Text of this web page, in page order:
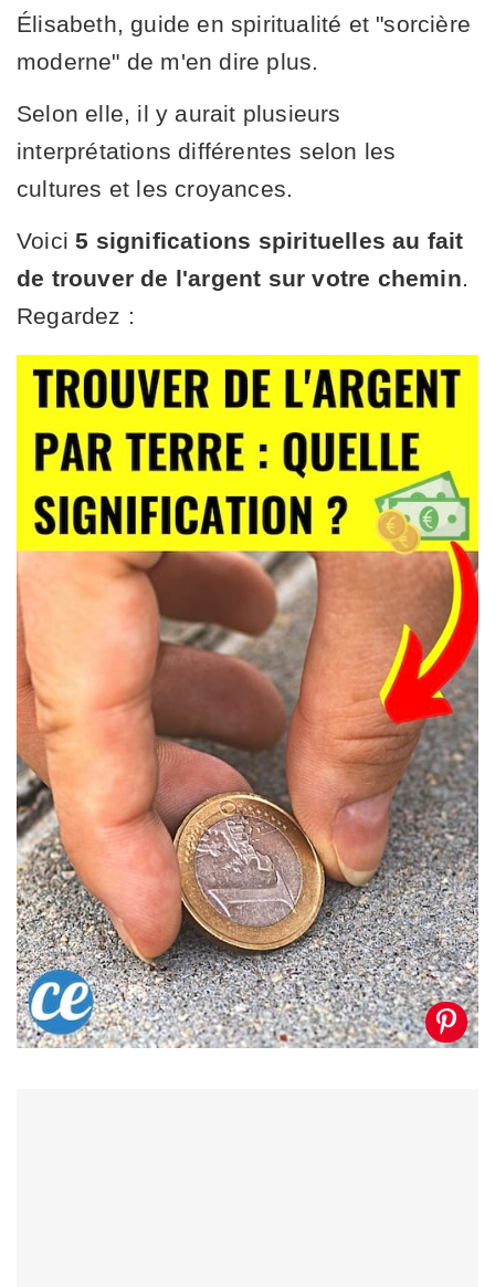
Élisabeth, guide en spiritualité et "sorcière
moderne" de m'en dire plus.
Selon elle, il y aurait plusieurs
interprétations différentes selon les
cultures et les croyances.
Voici5 significations spirituelles au fait
de trouver de l'argent sur votre chemin
Regardez :